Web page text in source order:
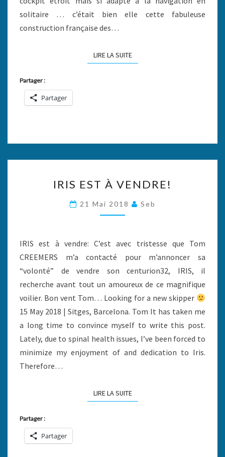
solitaire … c’était bien elle cette fabuleuse
construction française des…
LIRE LA SUITELIRE LA SUITE
Partager :
Partager
EST
À
VENDRE!
IRIS EST À VENDRE!
21 Mai 2018 Seb
IRIS est à vendre: C’est avec tristesse que Tom
CREEMERS m’a contacté pour m’annoncer sa
“volonté” de vendre son centurion32, IRIS, il
recherche avant tout un amoureux de ce magnifique
voilier. Bon vent Tom… Looking for a new skipper
15 May 2018 | Sitges, Barcelona. Tom It has taken me
a long time to convince myself to write this post.
Lately, due to spinal health issues, I’ve been forced to
minimize my enjoyment of and dedication to Iris.
Therefore…
LIRE LA SUITELIRE LA SUITE
Partager :
Partager